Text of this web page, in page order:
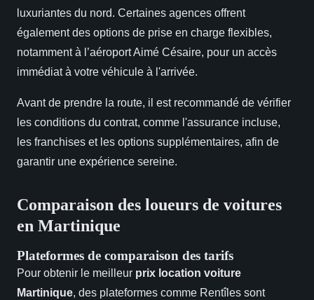
luxuriantes du nord. Certaines agences offrent
également des options de prise en charge flexibles,
notamment à l’aéroport Aimé Césaire, pour un accès
immédiat à votre véhicule à l'arrivée.
Avant de prendre la route, il est recommandé de vérifier
les conditions du contrat, comme l'assurance incluse,
les franchises et les options supplémentaires, afin de
garantir une expérience sereine.
Comparaison des loueurs de voitures
en Martinique
Plateformes de comparaison des tarifs
Pour obtenir le meilleur prix location voiture
Martinique, des plateformes comme Rentîles sont